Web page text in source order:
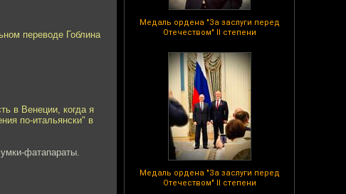
Медаль ордена "За заслуги перед
Отечеством" II степени
Медаль ордена "За заслуги перед
Отечеством" II степени
переводе Гоблина
в Венеции, когда я
по-итальянски" в
фатапараты.